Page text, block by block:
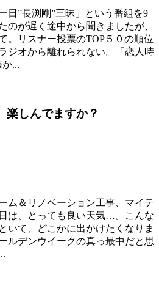
日”長渕剛”三昧」という番組を9
のが遅く途中から聞きましたが、
。リスナー投票のTOP５０の順位
ジオから離れられない。「恋人時
...
楽しんでますか？
ム＆リノベーション工事、マイテ
は、とっても良い天気…。こんな
いて、どこかに出かけたくなりま
ルデンウイークの真っ最中だと思